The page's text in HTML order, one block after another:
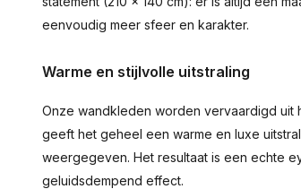
eenvoudig meer sfeer en karakter.
Warme en stijlvolle uitstraling
Onze wandkleden worden vervaardigd uit
geeft het geheel een warme en luxe
weergegeven. Het resultaat is een echte
geluidsdempend effect.